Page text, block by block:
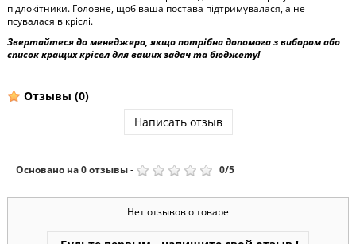
підлокітники. Головне, щоб ваша постава підтримувалася, а не
псувалася в кріслі.
Звертайтеся до менеджера, якщо потрібна допомога з вибором або
список кращих крісел для ваших задач та бюджету!
Отзывы (0)
Написать отзыв
Основано на0отзывы- 0/5
Нет отзывов о товаре